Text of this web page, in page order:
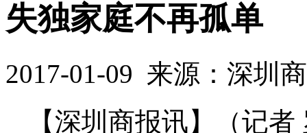
失独家庭不再孤单
2017-01-09 来源：深圳
【深圳商报讯】（记